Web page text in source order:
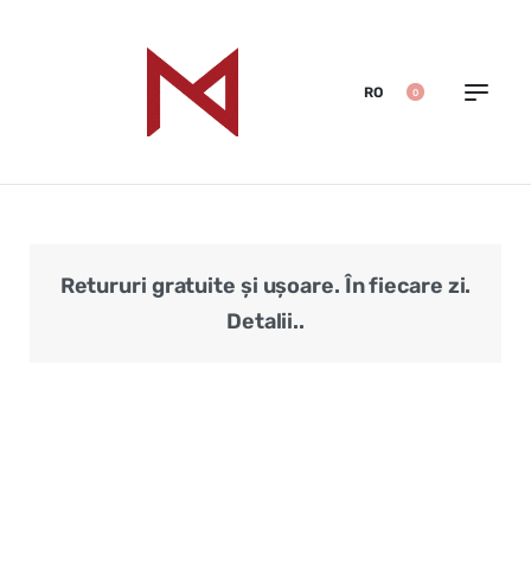
RO 0
Retururi gratuite și ușoare. În fiecare zi.
Detalii..